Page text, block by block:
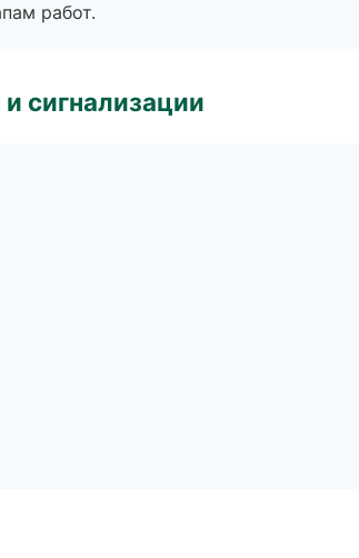
работ.
сигнализации